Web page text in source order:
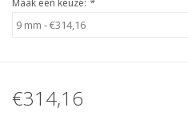
Maak een keuze: *
€314,16